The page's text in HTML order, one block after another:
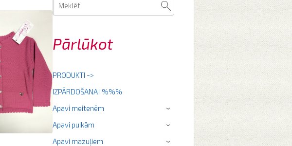
Pārlūkot
PRODUKTI ->
IZPĀRDOŠANA! %%%
Apavi meitenēm
›
Apavi puikām ›
Apavi mazuļiem ›